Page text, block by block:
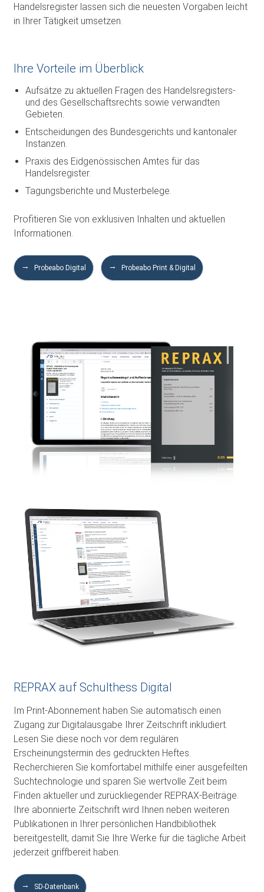
Handelsregister lassen sich die neuesten Vorgaben leicht
in Ihrer Tätigkeit umsetzen.
Ihre Vorteile im Überblick
Aufsätze zu aktuellen Fragen des Handelsregisters-
und des Gesellschaftsrechts sowie verwandten
Gebieten.
Entscheidungen des Bundesgerichts und kantonaler
Instanzen.
Praxis des Eidgenössischen Amtes für das
Handelsregister.
Tagungsberichte und Musterbelege.
Profitieren Sie von exklusiven Inhalten und aktuellen
Informationen.
Probeabo Digital Probeabo Print & Digital
REPRAX auf Schulthess Digital
Im Print-Abonnement haben Sie automatisch einen
Zugang zur Digitalausgabe Ihrer Zeitschrift inkludiert.
Lesen Sie diese noch vor dem regulären
Erscheinungstermin des gedruckten Heftes.
Recherchieren Sie komfortabel mithilfe einer ausgefeilten
Suchtechnologie und sparen Sie wertvolle Zeit beim
Finden aktueller und zurückliegender REPRAX-Beiträge.
Ihre abonnierte Zeitschrift wird Ihnen neben weiteren
Publikationen in Ihrer persönlichen Handbibliothek
bereitgestellt, damit Sie Ihre Werke für die tägliche Arbeit
jederzeit griffbereit haben.
SD-Datenbank